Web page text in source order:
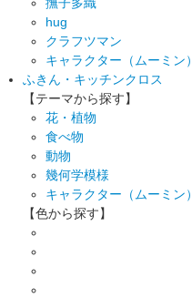
hug
クラフツマン
キャラクター（ムーミン）
ふきん・キッチンクロス
【テーマから探す】
花・植物
食べ物
動物
幾何学模様
キャラクター（ムーミン）
【色から探す】